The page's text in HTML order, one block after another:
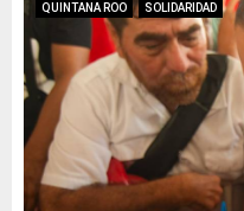
QUINTANA ROO SOLIDARIDAD